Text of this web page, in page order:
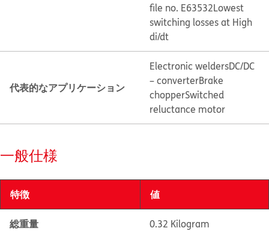
file no. E63532Lowest
switching losses at High
di/dt
代表的なアプリケーション
Electronic weldersDC/DC
– converterBrake
chopperSwitched
reluctance motor
一般仕様
特徴 値
総重量 0.32 Kilogram